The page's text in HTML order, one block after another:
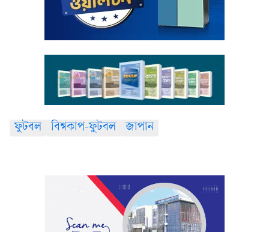
ফুটবল বিশ্বকাপ-ফুটবল জাপান